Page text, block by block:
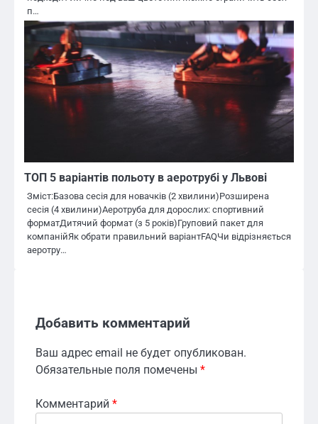
п…
ТОП 5 варіантів польоту в аеротрубі у Львові
Зміст:Базова сесія для новачків (2 хвилини)Розширена
сесія (4 хвилини)Аеротруба для дорослих: спортивний
форматДитячий формат (з 5 років)Груповий пакет для
компанійЯк обрати правильний варіантFAQЧи відрізняється
аеротру…
Добавить комментарий
Ваш адрес email не будет опубликован.
Обязательные поля помечены *
Комментарий *